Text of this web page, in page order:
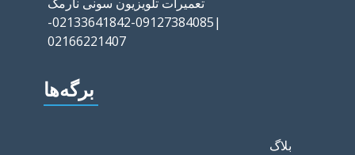
|09127384085-02133641842-
02166221407
برگه‌ها
بلاگ